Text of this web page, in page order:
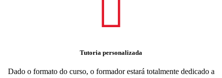
Tutoria personalizada
Dado o formato do curso, o formador estará totalmente dedicado a